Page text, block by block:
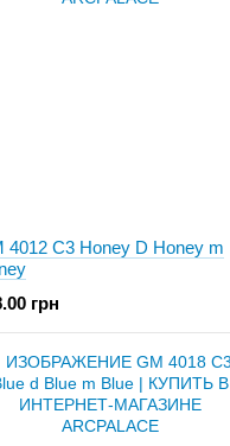
4012 C3 Honey D Honey m
грн